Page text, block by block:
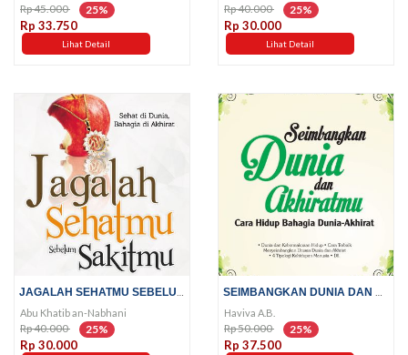
Rp 45.000 25%
Rp 33.750
Lihat Detail
Rp 40.000 25%
Rp 30.000
Lihat Detail
Abu Khatib an-Nabhani
Rp 40.000 25%
Rp 30.000
Haviva A.B.
Rp 50.000 25%
Rp 37.500